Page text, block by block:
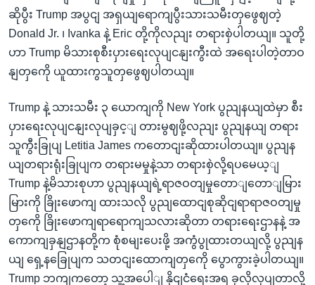
ဆိုပွီး Trump အပွငျ အရှယျရောကျပွီးသားသမီးတှဖွေဈတဲ့
Donald Jr. ၊ Ivanka နဲ့ Eric တို့ကိုလညျး တရားစှဲပါတယျ။ သူတို့
ဟာ Trump မိသားစုစီးပှားရေးလုပျငနျးကွီးထဲ အရေးပါတဲ့တာဝ
နျတှကေို ယူထားကွသူတှဖွေဈပါတယျ။
Trump နဲ့ သားသမီး ၃ ယောကျကို New York ပွညျနယျထဲမှာ စီး
ပှားရေးလုပျငနျးလုပျခှင့ျ တားမွဈဖို့လညျး ပွညျနယျ တရား
သူကွီးခြုပျ Letitia James ကတောငျးဆိုထားပါတယျ။ ပွညျန
ယျတရားရုံးခြုပျက တရားမမှုနဲ့သာ တရားစှဲလို့ရပမေယ့ျ
Trump နဲ့မိသားစုဟာ ပွညျနယျရဲ့ရာဇဝတျမှုတောျတောျမြား
မြားကို ခြိုးဖောကျ ထားသလို ပွညျထောငျစုဆိုငျရာရာဇဝတျမှု
တှကေို ခြိုးဖောကျရာရောကျသလားဆိုတာ တရားရေးဌာနနဲ့ အ
ကောကျခှနျဌာနတို့က စုံစမျးပေးဖို့ အကွံပွုထားတယျလို့ ပွညျန
ယျ ရှေ့နခြေုပျက သတငျးထောကျတှကေို ပွောကွားခဲ့ပါတယျ။
Trump ဘကျကတော့ သူ့အပေါျ နိုငျငံရေးအရ ခုလိုလုပျတာလို့